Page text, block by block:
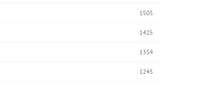
1505
1425
1354
1245